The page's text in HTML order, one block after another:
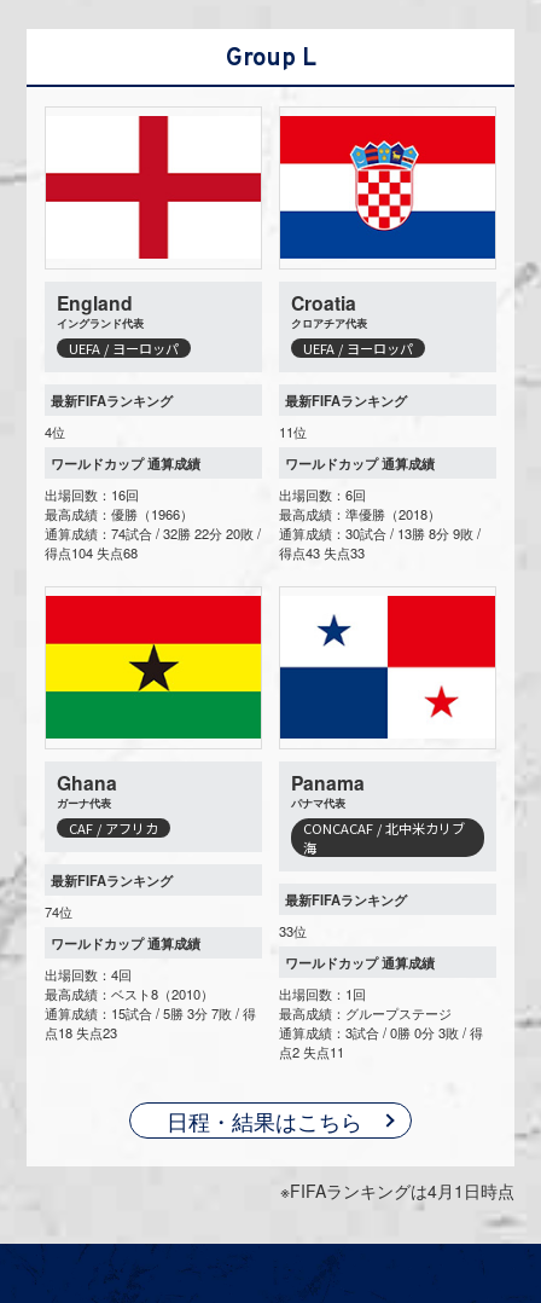
Group L
England
イングランド代表
UEFA / ヨーロッパ
最新FIFAランキング
4位
ワールドカップ 通算成績
出場回数：16回
最高成績：優勝（1966）
通算成績：74試合 / 32勝 22分 20敗 /
得点104 失点68
Croatia
クロアチア代表
UEFA / ヨーロッパ
最新FIFAランキング
11位
ワールドカップ 通算成績
出場回数：6回
最高成績：準優勝（2018）
通算成績：30試合 / 13勝 8分 9敗 /
得点43 失点33
Ghana
ガーナ代表
CAF / アフリカ
最新FIFAランキング
74位
ワールドカップ 通算成績
出場回数：4回
最高成績：ベスト8（2010）
通算成績：15試合 / 5勝 3分 7敗 / 得
点18 失点23
Panama
パナマ代表
CONCACAF / 北中米カリブ
海
最新FIFAランキング
33位
ワールドカップ 通算成績
出場回数：1回
最高成績：グループステージ
通算成績：3試合 / 0勝 0分 3敗 / 得
点2 失点11
日程・結果はこちら
※FIFAランキングは4月1日時点